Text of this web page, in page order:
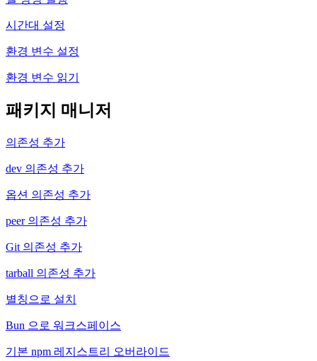
시간대 설정
환경 변수 설정
환경 변수 읽기
패키지 매니저
의존성 추가
dev 의존성 추가
옵션 의존성 추가
peer 의존성 추가
Git 의존성 추가
tarball 의존성 추가
별칭으로 설치
Bun 으로 워크스페이스
기본 npm 레지스트리 오버라이드